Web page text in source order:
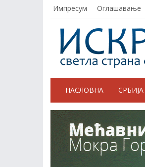
Импресум Оглашавање
НАСЛОВНА СРБИЈА